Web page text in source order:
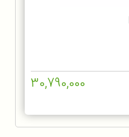
30,790,000